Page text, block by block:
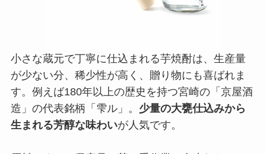
小さな蔵元で丁寧に仕込まれる芋焼酎は、生産量
が少ない分、稀少性が高く、贈り物にも喜ばれま
す。例えば180年以上の歴史を持つ宮崎の「京屋酒
造」の代表銘柄「雫ル」。 少量の大甕仕込みから
生まれる芳醇な味わいが人気です。